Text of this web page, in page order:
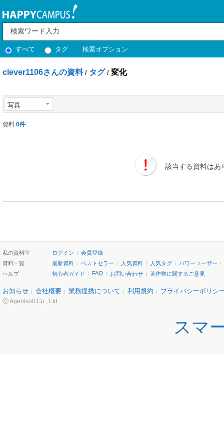
すべて タグ 検索オプション
clever1106さんの資料 / タグ / 変化
写真
資料:0件
該当する資料はあ
私の資料室 ログイン
会員登録
資料一覧
最新資料 ベストセラー 人気資料 人気タグ
パワーユーザー
ヘルプ
初心者ガイド FAQ お問い合わせ 著作権に関するご意見
お知らせ 会社概要 業務提携について 利用規約 プライバシーポリシ
ⓒ Agentsoft Co., Ltd.
スマ